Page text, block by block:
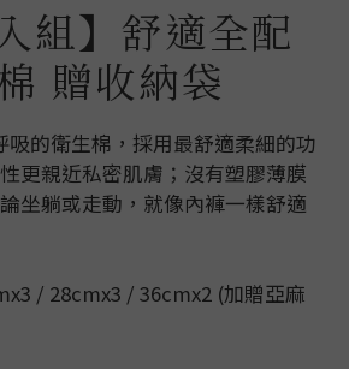
組】舒適全配
贈收納袋
吸的衛生棉，採用最舒適柔細的功
更親近私密肌膚；沒有塑膠薄膜
坐躺或走動，就像內褲一樣舒適
/ 28cmx3 / 36cmx2 (加贈亞麻